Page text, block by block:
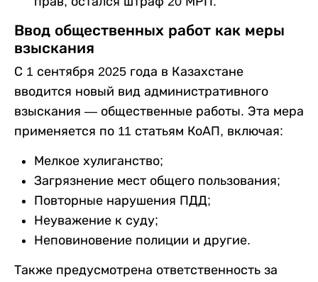
Ввод общественных работ как меры
взыскания
С 1 сентября 2025 года в Казахстане
вводится новый вид административного
взыскания — общественные работы. Эта мера
применяется по 11 статьям КоАП, включая:
Мелкое хулиганство;
Загрязнение мест общего пользования;
Повторные нарушения ПДД;
Неуважение к суду;
Неповиновение полиции и другие.
Также предусмотрена ответственность за